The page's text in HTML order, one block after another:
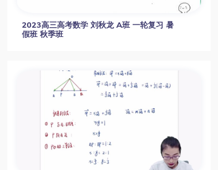
2021高考数学 赵礼显数学三轮复习点睛班网